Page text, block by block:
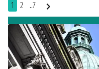
1 2 ..7